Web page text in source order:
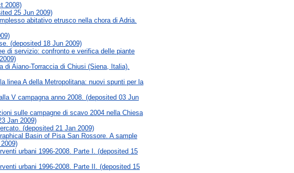
2008)
25 Jun 2009)
abitativo etrusco nella chora di Adria.
(deposited 18 Jun 2009)
di servizio: confronto e verifica delle piante
Aiano-Torraccia di Chiusi (Siena, Italia).
linea A della Metropolitana: nuovi spunti per la
V campagna anno 2008. (deposited 03 Jun
sulle campagne di scavo 2004 nella Chiesa
Jan 2009)
(deposited 21 Jan 2009)
Basin of Pisa San Rossore. A sample
urbani 1996-2008. Parte I. (deposited 15
urbani 1996-2008. Parte II. (deposited 15